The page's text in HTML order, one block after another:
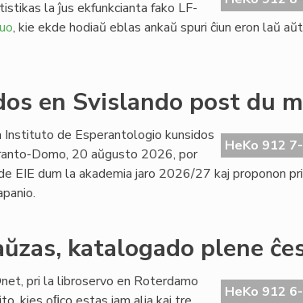
la ĵus ekfunkcianta fako LF-
, kie ekde hodiaŭ eblas ankaŭ spuri ĉiun eron laŭ
en Svislando post du
HeKo 912
de Esperantologio kunsidos
Domo, 20 aŭgusto 2026, por
EIE dum la akademia jaro 2026/27 kaj proponon
katalogado plene
HeKo 912
pri la libroservo en Roterdamo